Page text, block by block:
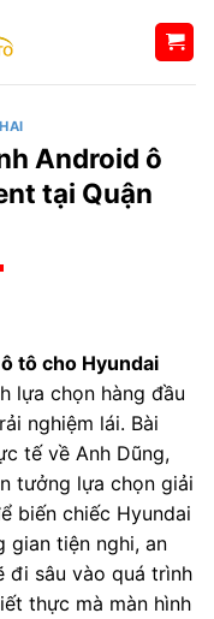
Android ô
tại Quận
tô cho Hyundai
lựa chọn hàng đầu
nghiệm lái. Bài
tế về Anh Dũng,
tưởng lựa chọn giải
biến chiếc Hyundai
gian tiện nghi, an
đi sâu vào quá trình
thực mà màn hình